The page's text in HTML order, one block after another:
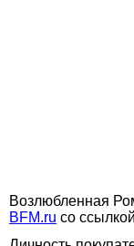
Возлюбленная
BFM.ru со